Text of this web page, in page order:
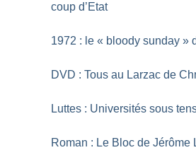
coup d’Etat
1972 : le « bloody sunday »
DVD : Tous au Larzac de
Luttes : Universités sous
Roman : Le Bloc de Jérôme